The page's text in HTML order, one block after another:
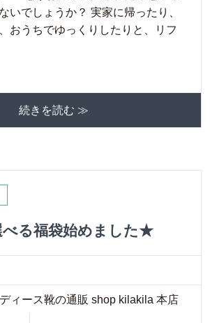
いでしょうか？ 実家に帰ったり、
おうちでゆっくりしたりと、リフ
続きを読む ≫
べる福袋始めました★
ィース靴の通販 shop kilakila 本店